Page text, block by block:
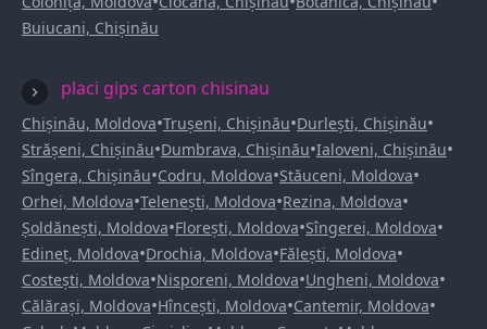
Buiucani, Chișinău
placi gips carton chisinau
Chișinău, Moldova•Trușeni, Chișinău•Durlești, Chișinău•
Strășeni, Chișinău•Dumbrava, Chișinău•Ialoveni, Chișinău•
Sîngera, Chișinău•Codru, Moldova•Stăuceni, Moldova•
Orhei, Moldova•Telenești, Moldova•Rezina, Moldova•
Șoldănești, Moldova•Florești, Moldova•Sîngerei, Moldova•
Edineț, Moldova•Drochia, Moldova•Fălești, Moldova•
Costești, Moldova•Nisporeni, Moldova•Ungheni, Moldova•
Călărași, Moldova•Hîncești, Moldova•Cantemir, Moldova•